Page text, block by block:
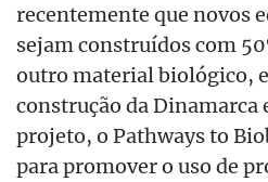
recentemente que novos
sejam construídos com
outro material biológico,
construção da Dinamarca
projeto, o Pathways to
para promover o uso de